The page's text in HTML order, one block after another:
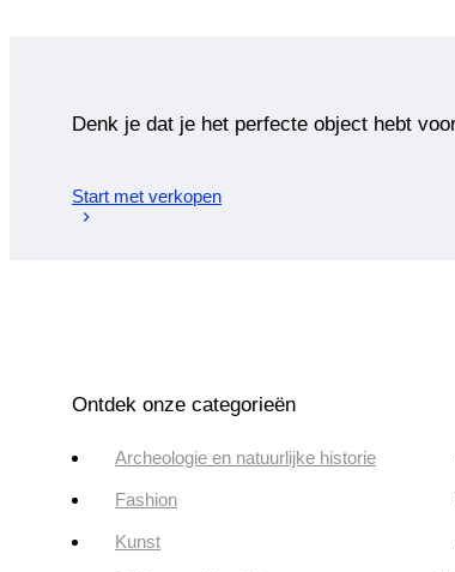
Denk je dat je het perfecte object hebt
Start met verkopen
Ontdek onze categorieën
Archeologie en natuurlijke historie
Fashion
Kunst